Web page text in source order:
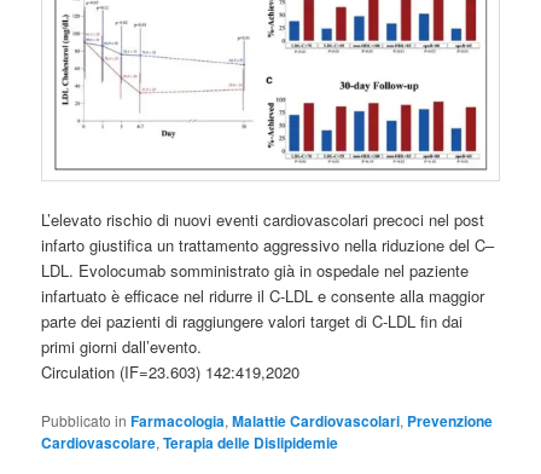
L’elevato rischio di nuovi eventi cardiovascolari precoci nel post
infarto giustifica un trattamento aggressivo nella riduzione del C–
LDL. Evolocumab somministrato già in ospedale nel paziente
infartuato è efficace nel ridurre il C-LDL e consente alla maggior
parte dei pazienti di raggiungere valori target di C-LDL fin dai
primi giorni dall’evento.
Circulation (IF=23.603) 142:419,2020
Pubblicato in Farmacologia,Malattie Cardiovascolari, Prevenzione
Cardiovascolare,Terapia delle Dislipidemie